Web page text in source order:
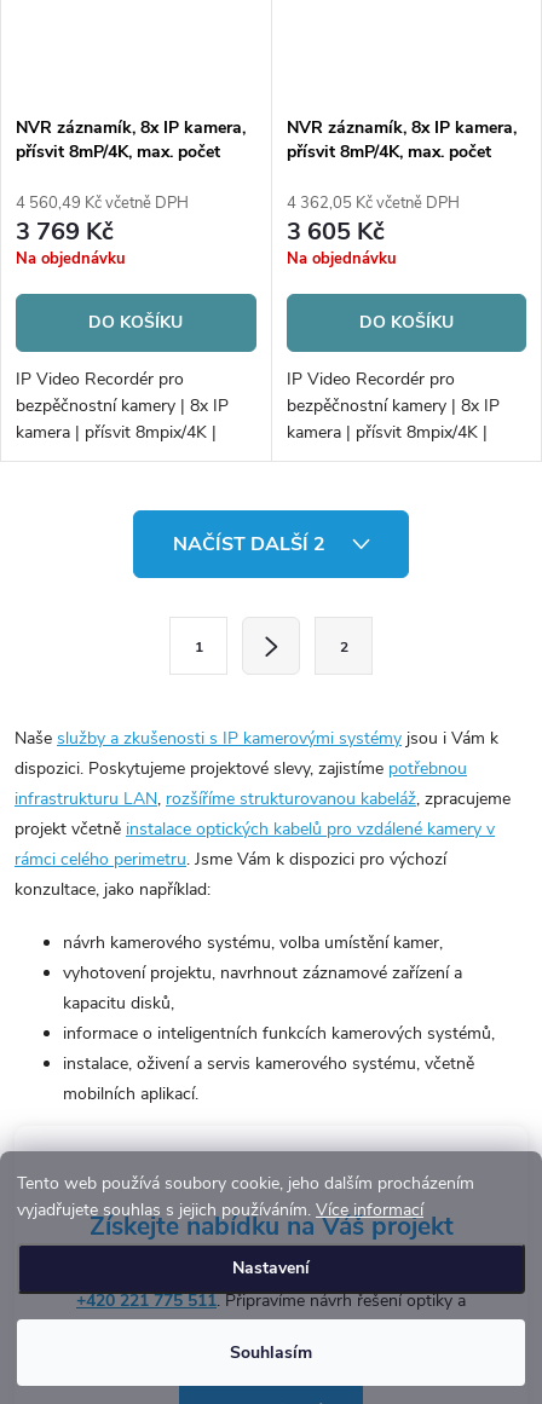
Tento web používá soubory cookie, jeho dalším procházením
vyjadřujete souhlas s jejich používáním. Více informací
Nastavení
Souhlasím
NVR záznamík, 8x IP kamera,
přísvit 8mP/4K, max. počet
4 560,49 Kč včetně DPH
3 769 Kč
Na objednávku
DO KOŠÍKU
IP Video Recordér pro
bezpěčnostní kamery | 8x IP
kamera | přísvit 8mpix/4K |
počet disků 1xHDD |
NVR záznamík, 8x IP kamera,
přísvit 8mP/4K, max. počet
4 362,05 Kč včetně DPH
3 605 Kč
Na objednávku
DO KOŠÍKU
IP Video Recordér pro
bezpěčnostní kamery | 8x IP
kamera | přísvit 8mpix/4K |
počet disků 1xHDD |
c
í
p
r
v
k
u
NAČÍST DALŠÍ 2
á
n
k
o
v
á
1 2
Naše služby a zkušenosti s IP kamerovými systémy jsou i Vám k
dispozici. Poskytujeme projektové slevy, zajistíme potřebnou
infrastrukturu LAN, rozšíříme strukturovanou kabeláž, zpracujeme
projekt včetně instalace optických kabelů pro vzdálené kamery v
rámci celého perimetru. Jsme Vám k dispozici pro výchozí
konzultace, jako například:
návrh kamerového systému, volba umístění kamer,
vyhotovení projektu, navrhnout záznamové zařízení a
kapacitu disků,
informace o inteligentních funkcích kamerových systémů,
instalace, oživení a servis kamerového systému, včetně
mobilních aplikací.
Získejte nabídku na Váš projekt
Zašlete zadání skrze formulář níže nebo volejte
+420 221 775 511. Připravíme návrh řešení optiky a